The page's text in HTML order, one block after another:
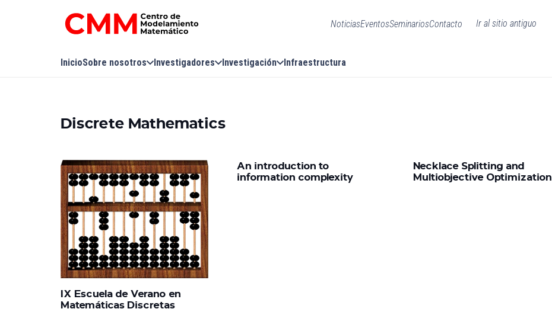
NoticiasEventosSeminariosContacto Ir al sitio antiguo
InicioSobre nosotros Investigadores Investigación Infraestructura
Discrete Mathematics
IX Escuela de Verano en
Matemáticas Discretas
An introduction to
information complexity
Necklace Splitting and
Multiobjective Optimization